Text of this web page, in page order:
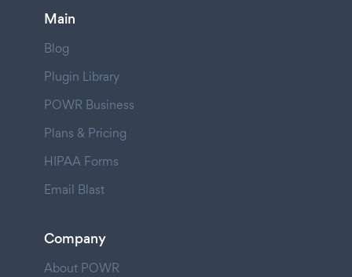
Main
Blog
Plugin Library
POWR Business
Plans & Pricing
HIPAA Forms
Email Blast
Company
About POWR